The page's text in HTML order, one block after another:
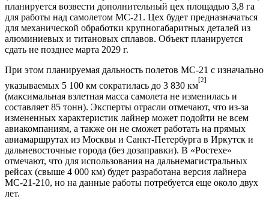
планируется возвести дополнительный цех площадью 3,8 га
для работы над самолетом МС-21. Цех будет предназначаться
для механической обработки крупногабаритных деталей из
алюминиевых и титановых сплавов. Объект планируется
сдать не позднее марта 2029 г.
При этом планируемая дальность полетов МС-21 с изначально
указываемых 5 100 км сократилась до 3 830 км
[2]
(максимальная взлетная масса самолета не изменилась и
составляет 85 тонн). Эксперты отрасли отмечают, что из-за
измененных характеристик лайнер может подойти не всем
авиакомпаниям, а также он не сможет работать на прямых
авиамаршрутах из Москвы и Санкт-Петербурга в Иркутск и
дальневосточные города (без дозаправки). В «Ростехе»
отмечают, что для использования на дальнемагистральных
рейсах (свыше 4 000 км) будет разработана версия лайнера
МС-21-210, но на данные работы потребуется еще около двух
лет.